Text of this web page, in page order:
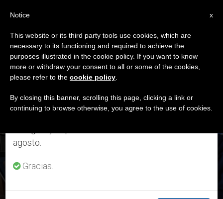
DÍA
Mayo 30th, 2022
ÚLTIMAS NOTICIAS
Visitar a tus abuelitos o hacerles una videollamada puede
obtenerte una indulgencia plenaria
×
Aviso importante
Del 27 de julio al 7 de agosto haremos la pausa
anual, aprovechando que en el periodo de verano
se generan menos informaciones y también el
agosto.
Gracias.
x
Notice
This website or its third party tools use cookies, which are
necessary to its functioning and required to achieve the
purposes illustrated in the cookie policy. If you want to know
more or withdraw your consent to all or some of the cookies,
please refer to the cookie policy
By closing this banner, scrolling this page, clicking a link or
continuing to browse otherwise, you agree to the use of cookies.